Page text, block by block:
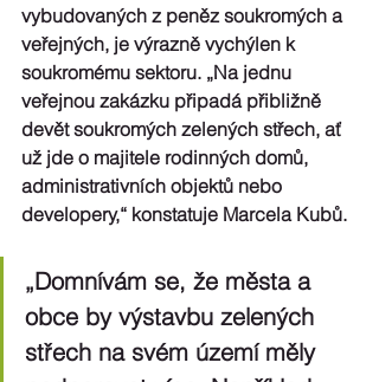
vybudovaných z peněz soukromých a
veřejných, je výrazně vychýlen k
soukromému sektoru. „Na jednu
veřejnou zakázku připadá přibližně
devět soukromých zelených střech, ať
už jde o majitele rodinných domů,
administrativních objektů nebo
developery,“ konstatuje Marcela Kubů.
„Domnívám se, že města a
obce by výstavbu zelených
střech na svém území měly